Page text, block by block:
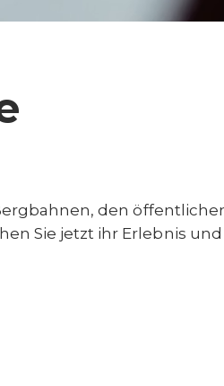
den
Sie jetzt ihr Erlebnis